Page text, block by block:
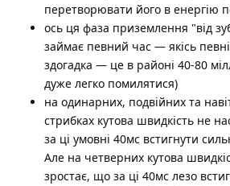
перетворювати його в енергію
ось ця фаза приземлення "від
займає певний час — якісь
здогадка — це в районі 40-80
дуже легко помилятися)
на одинарних, подвійних та
стрибках кутова швидкість не
за ці умовні 40мс встигнути
Але на четверних кутова
зростає, що за ці 40мс лезо